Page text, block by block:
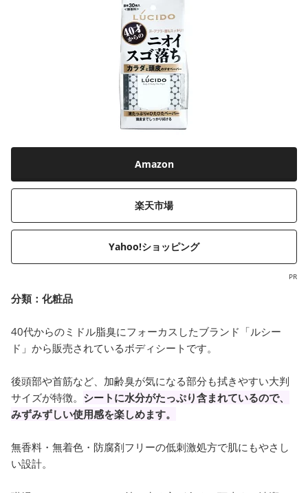
Amazon
楽天市場
Yahoo!ショッピング
PR
分類： 化粧品
40代からのミドル脂臭にフォーカスしたブランド「ルシー
ド」から販売されているボディシートです。
後頭部や首筋など、加齢臭が気になる部分も拭きやすい大判
サイズが特徴。 シートに水分がたっぷり含まれているので、
みずみずしい使用感を楽しめます。
無香料・無着色・防腐剤フリーの低刺激処方で肌にもやさし
い設計。